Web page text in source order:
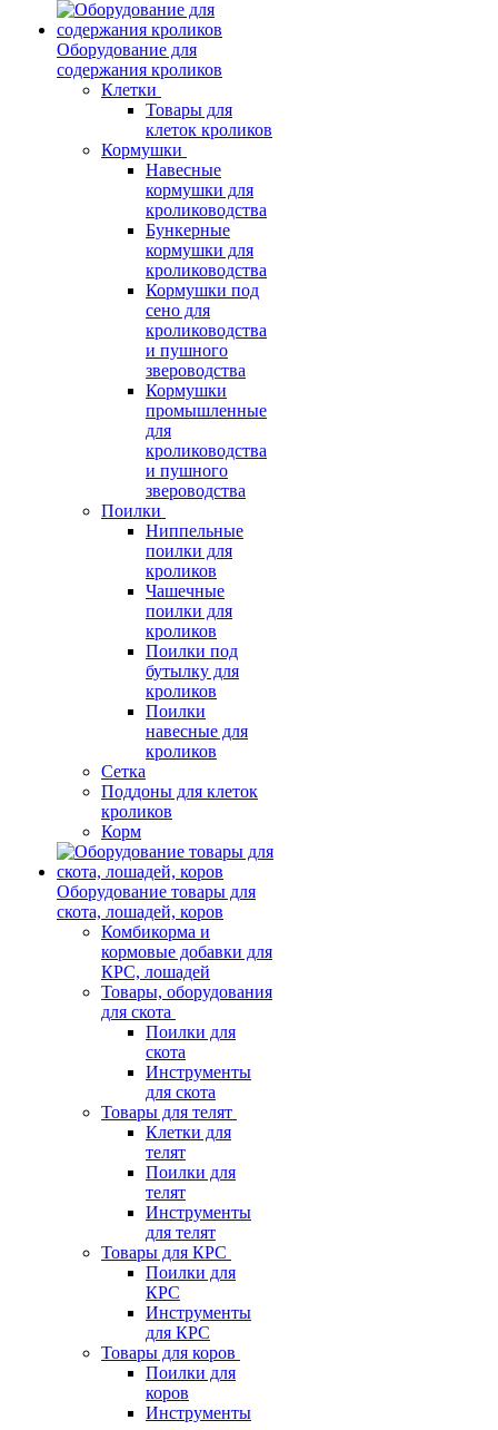
Оборудование для
содержания кроликов
Клетки
Товары для
клеток кроликов
Кормушки
Навесные
кормушки для
кролиководства
Бункерные
кормушки для
кролиководства
Кормушки под
сено для
кролиководства
и пушного
звероводства
Кормушки
промышленные
для
кролиководства
и пушного
звероводства
Поилки
Ниппельные
поилки для
кроликов
Чашечные
поилки для
кроликов
Поилки под
бутылку для
кроликов
Поилки
навесные для
кроликов
Сетка
Поддоны для клеток
кроликов
Корм
Оборудование товары для
скота, лошадей, коров
Комбикорма и
кормовые добавки для
КРС, лошадей
Товары, оборудования
для скота
Поилки для
скота
Инструменты
для скота
Товары для телят
Клетки для
телят
Поилки для
телят
Инструменты
для телят
Товары для КРС
Поилки для
КРС
Инструменты
для КРС
Товары для коров
Поилки для
коров
Инструменты